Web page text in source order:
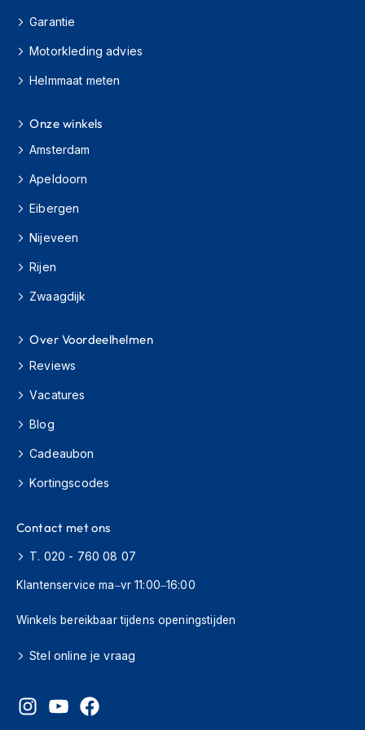
o
n
h
e
m
n
V
s
p
a
h
e
n
H
e
n
s
o
e
h
l
e
D
m
e
Garantie
Motorkleding advies
Helmmaat meten
Onze winkels
Amsterdam
Apeldoorn
Eibergen
Nijeveen
Rijen
Zwaagdijk
Over Voordeelhelmen
Reviews
Vacatures
Blog
Cadeaubon
Kortingscodes
Contact met ons
T. 020 - 760 08 07
Klantenservice ma–vr 11:00–16:00
Winkels bereikbaar tijdens openingstijden
Stel online je vraag